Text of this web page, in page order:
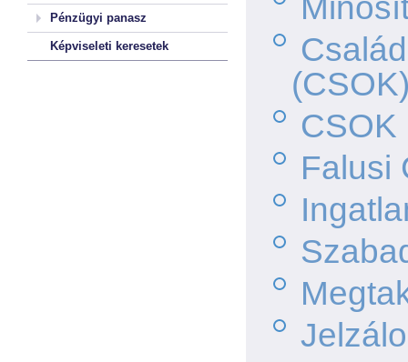
Pénzügyi panasz
Képviseleti keresetek
CSOK
Falusi